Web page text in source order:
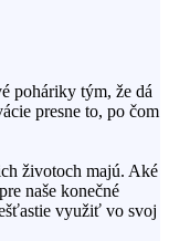
poháriky tým, že dá
presne to, po čom
životoch majú. Aké
naše konečné
využiť vo svoj